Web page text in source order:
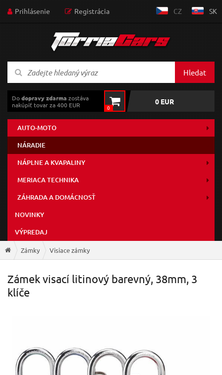
Prihlásenie Registrácia CZ SK
Hledat
Dodopravy zdarma zostáva
nakúpiť tovar za 400 EUR
0
0 EUR
AUTO-MOTO
NÁRADIE
NÁPLNE A KVAPALINY
MERIACA TECHNIKA
ZÁHRADA A DOMÁCNOSŤ
NOVINKY
VÝPREDAJ
Zámky Visiace zámky
Zámek visací litinový barevný, 38mm, 3
klíče